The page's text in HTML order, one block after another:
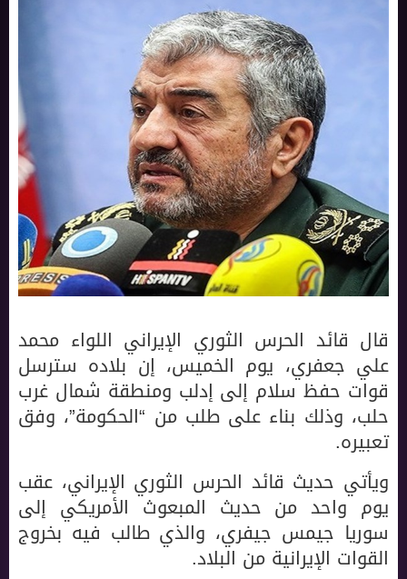
قال قائد الحرس الثوري الإيراني اللواء محمد
علي جعفري، يوم الخميس، إن بلاده سترسل
قوات حفظ سلام إلى إدلب ومنطقة شمال غرب
حلب، وذلك بناء على طلب من “الحكومة”، وفق
تعبيره.
ويأتي حديث قائد الحرس الثوري الإيراني، عقب
يوم واحد من حديث المبعوث الأمريكي إلى
سوريا جيمس جيفري، والذي طالب فيه بخروج
القوات الإيرانية من البلاد.